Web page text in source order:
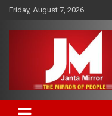
Skip
content
Friday, August 7, 2026
Janta Mirror